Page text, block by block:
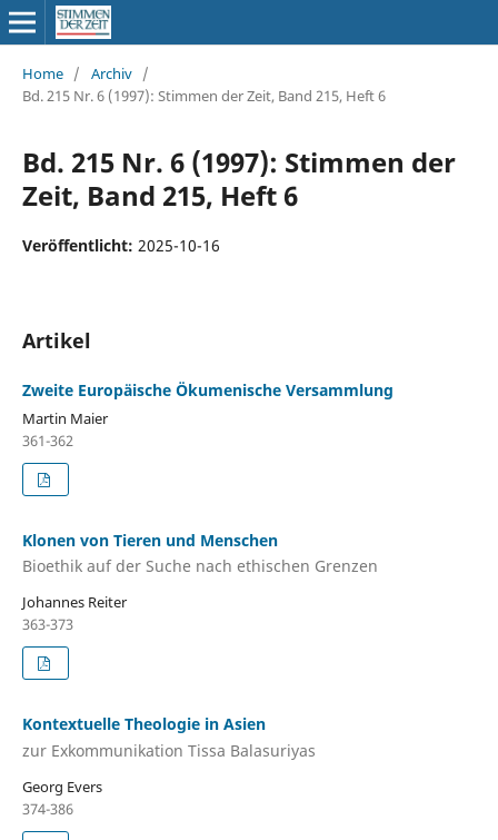
Home / Archiv /
Bd. 215 Nr. 6 (1997): Stimmen der Zeit, Band 215, Heft 6
Bd. 215 Nr. 6 (1997): Stimmen der
Zeit, Band 215, Heft 6
Veröffentlicht: 2025-10-16
Artikel
Zweite Europäische Ökumenische Versammlung
Martin Maier
361-362
Klonen von Tieren und Menschen
Bioethik auf der Suche nach ethischen Grenzen
Johannes Reiter
363-373
Kontextuelle Theologie in Asien
zur Exkommunikation Tissa Balasuriyas
Georg Evers
374-386